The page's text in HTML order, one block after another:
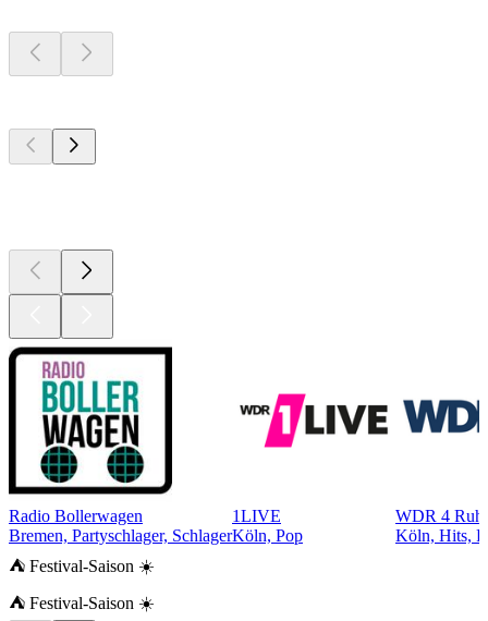
Radio Bollerwagen
Bremen, Partyschlager, Schlager
1LIVE
Köln, Pop
WDR 4
Köln, Hits,
⛺ Festival-Saison ☀️
⛺ Festival-Saison ☀️